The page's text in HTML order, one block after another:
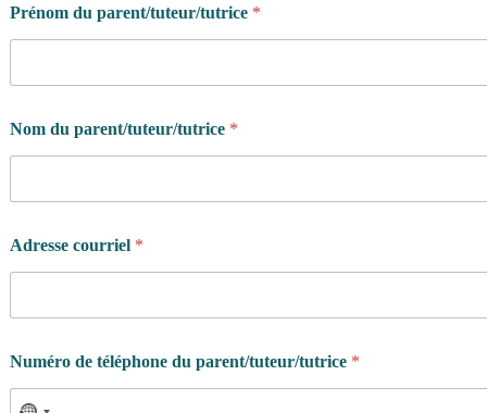
Prénom du parent/tuteur/tutrice *
Nom du parent/tuteur/tutrice *
Adresse courriel *
Numéro de téléphone du parent/tuteur/tutrice *